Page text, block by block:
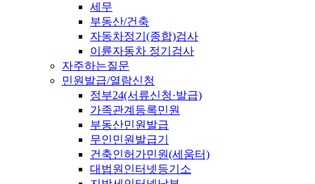
세무
부동산/건축
자동차정기(종합)검사
이륜자동차 정기검사
자주하는질문
민원발급/열람신청
정부24(서류신청·발급)
가족관계등록민원
부동산민원발급
무인민원발급기
건축인허가민원(세움터)
대법원인터넷등기소